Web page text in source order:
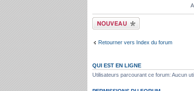
Ecrire un nouveau
sujet
Retourner vers Index du forum
QUI EST EN LIGNE
Utilisateurs parcourant ce forum: Aucun